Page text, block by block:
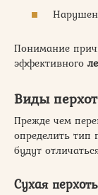
Понимание
эффективного
Виды
Прежде чем
определить тип
будут
Сухая перхоть